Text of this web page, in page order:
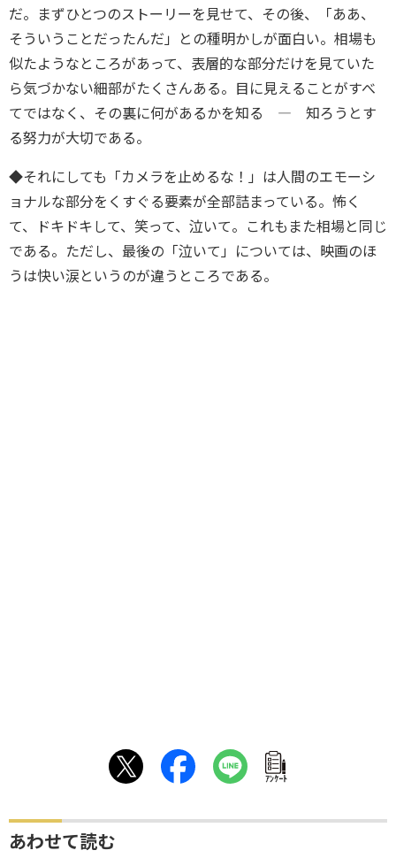
だ。まずひとつのストーリーを見せて、その後、「ああ、
そういうことだったんだ」との種明かしが面白い。相場も
似たようなところがあって、表層的な部分だけを見ていた
ら気づかない細部がたくさんある。目に見えることがすべ
てではなく、その裏に何があるかを知る ― 知ろうとす
る努力が大切である。
◆それにしても「カメラを止めるな！」は人間のエモーシ
ョナルな部分をくすぐる要素が全部詰まっている。怖く
て、ドキドキして、笑って、泣いて。これもまた相場と同じ
である。ただし、最後の「泣いて」については、映画のほ
うは快い涙というのが違うところである。
ｱﾝｹｰﾄ
あわせて読む